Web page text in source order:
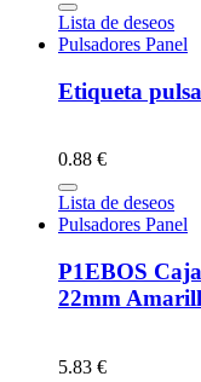
Lista de deseos
Pulsadores Panel
Etiqueta
0.88 €
Lista de deseos
Pulsadores Panel
P1EBOS
22mm
5.83 €